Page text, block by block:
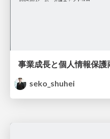
事業成長と個人情報保護
seko_shuhei